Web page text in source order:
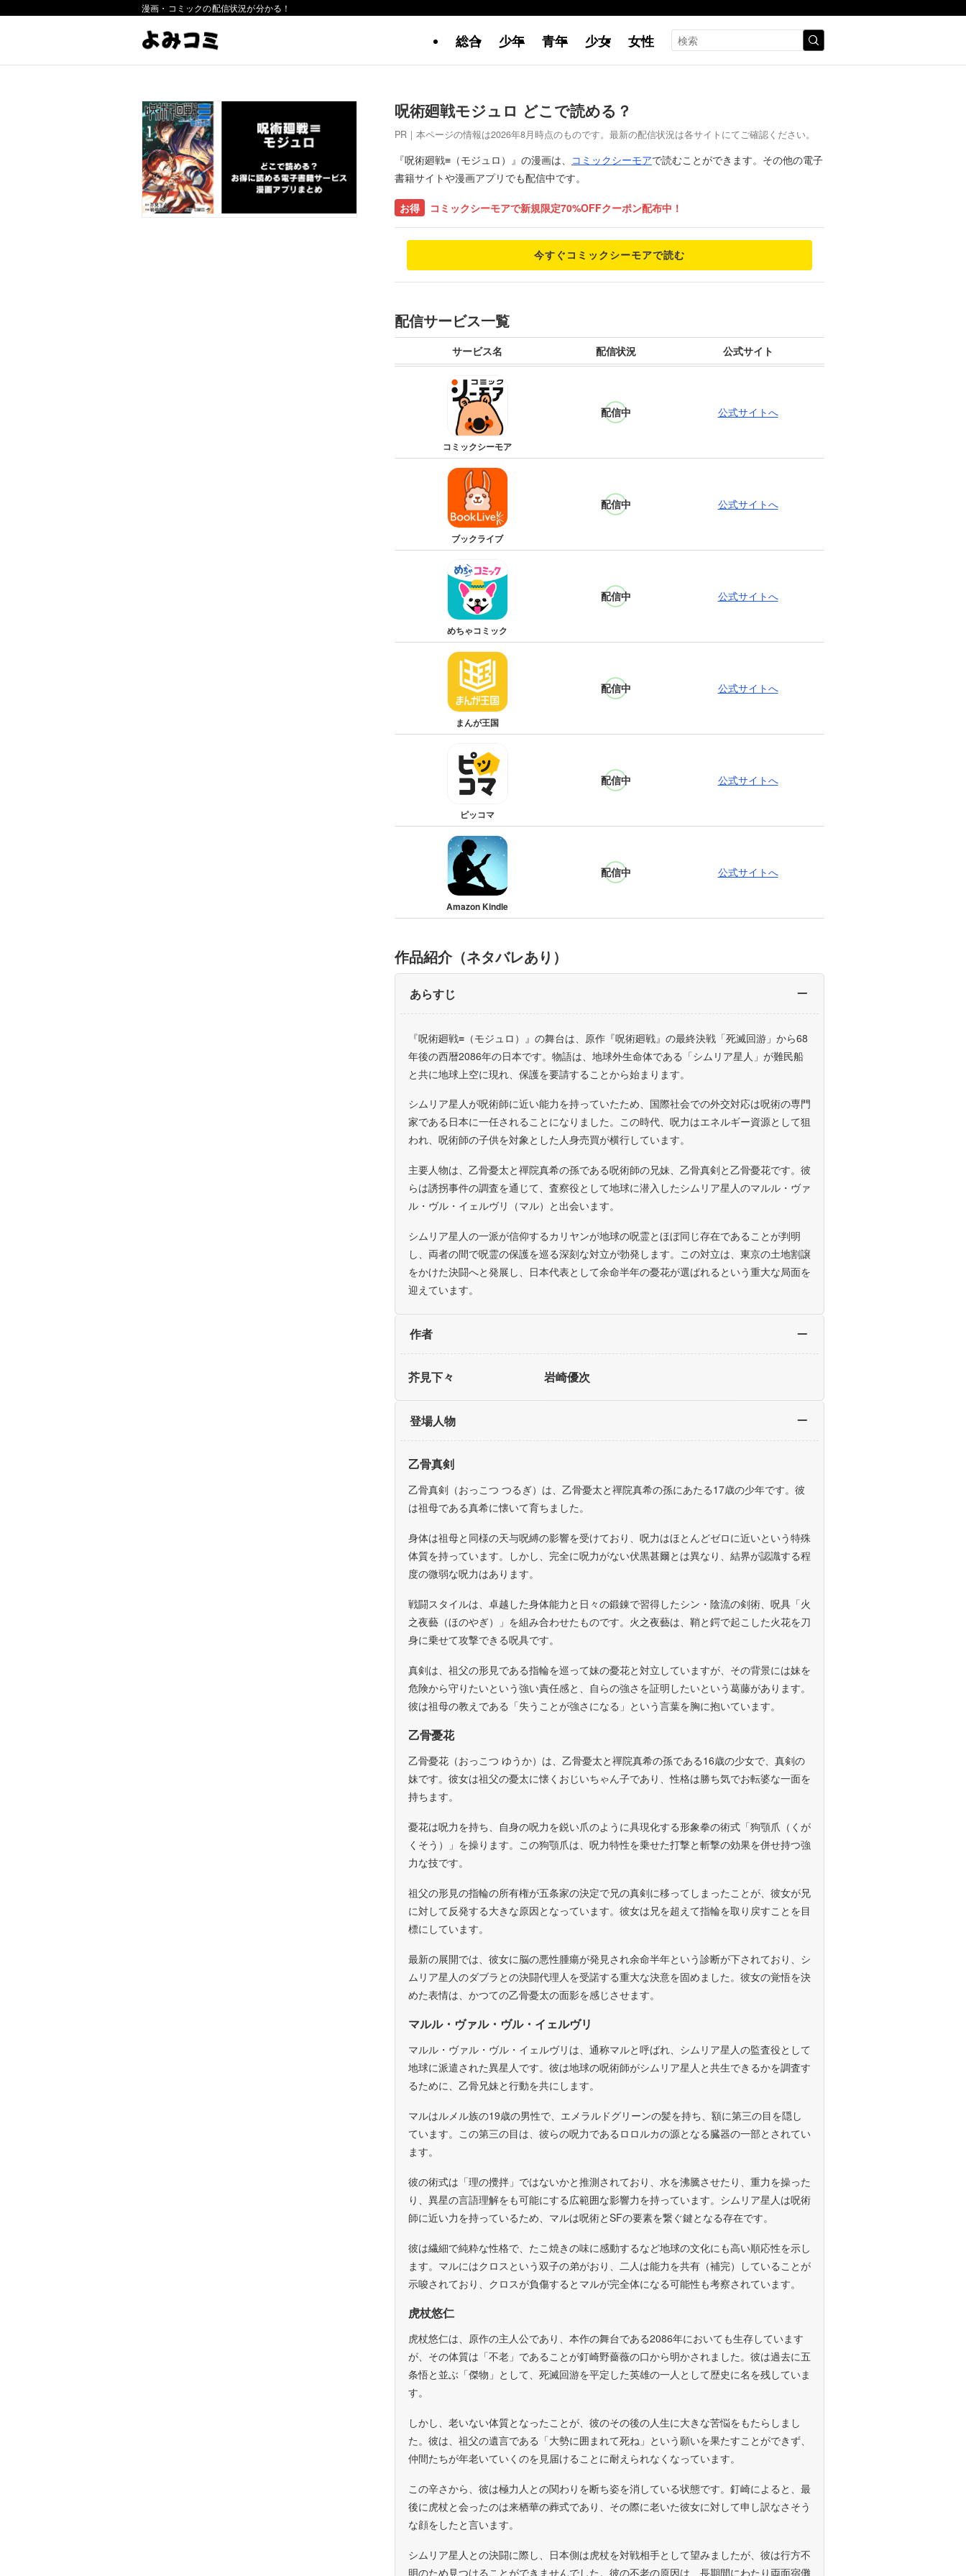
漫画・コミックの配信状況が分かる！
総合 少年 青年 少女 女性
呪術廻戦モジュロ どこで読める？
PR｜本ページの情報は2026年8月時点のものです。最新の配信状況は各サイトにてご確認ください。
『呪術廻戦≡（モジュロ）』の漫画は、 コミックシーモアで読むことができます。その他の電子
書籍サイトや漫画アプリでも配信中です。
お得 コミックシーモアで新規限定70%OFFクーポン配布中！
今すぐコミックシーモアで読む
配信サービス一覧
サービス名 配信状況 公式サイト
コミックシーモア
配信中 公式サイトへ
ブックライブ
配信中 公式サイトへ
めちゃコミック
配信中 公式サイトへ
まんが王国
配信中 公式サイトへ
ピッコマ
配信中 公式サイトへ
Amazon Kindle
配信中 公式サイトへ
作品紹介（ネタバレあり）
あらすじ
『呪術廻戦≡（モジュロ）』の舞台は、原作『呪術廻戦』の最終決戦「死滅回游」から68
年後の西暦2086年の日本です。物語は、地球外生命体である「シムリア星人」が難民船
と共に地球上空に現れ、保護を要請することから始まります。
シムリア星人が呪術師に近い能力を持っていたため、国際社会での外交対応は呪術の専門
家である日本に一任されることになりました。この時代、呪力はエネルギー資源として狙
われ、呪術師の子供を対象とした人身売買が横行しています。
主要人物は、乙骨憂太と禪院真希の孫である呪術師の兄妹、乙骨真剣と乙骨憂花です。彼
らは誘拐事件の調査を通じて、査察役として地球に潜入したシムリア星人のマルル・ヴァ
ル・ヴル・イェルヴリ（マル）と出会います。
シムリア星人の一派が信仰するカリヤンが地球の呪霊とほぼ同じ存在であることが判明
し、両者の間で呪霊の保護を巡る深刻な対立が勃発します。この対立は、東京の土地割譲
をかけた決闘へと発展し、日本代表として余命半年の憂花が選ばれるという重大な局面を
迎えています。
作者
芥見下々 岩崎優次
登場人物
乙骨真剣
乙骨真剣（おっこつ つるぎ）は、乙骨憂太と禪院真希の孫にあたる17歳の少年です。彼
は祖母である真希に懐いて育ちました。
身体は祖母と同様の天与呪縛の影響を受けており、呪力はほとんどゼロに近いという特殊
体質を持っています。しかし、完全に呪力がない伏黒甚爾とは異なり、結界が認識する程
度の微弱な呪力はあります。
戦闘スタイルは、卓越した身体能力と日々の鍛錬で習得したシン・陰流の剣術、呪具「火
之夜藝（ほのやぎ）」を組み合わせたものです。火之夜藝は、鞘と鍔で起こした火花を刀
身に乗せて攻撃できる呪具です。
真剣は、祖父の形見である指輪を巡って妹の憂花と対立していますが、その背景には妹を
危険から守りたいという強い責任感と、自らの強さを証明したいという葛藤があります。
彼は祖母の教えである「失うことが強さになる」という言葉を胸に抱いています。
乙骨憂花
乙骨憂花（おっこつ ゆうか）は、乙骨憂太と禪院真希の孫である16歳の少女で、真剣の
妹です。彼女は祖父の憂太に懐くおじいちゃん子であり、性格は勝ち気でお転婆な一面を
持ちます。
憂花は呪力を持ち、自身の呪力を鋭い爪のように具現化する形象拳の術式「狗顎爪（くが
くそう）」を操ります。この狗顎爪は、呪力特性を乗せた打撃と斬撃の効果を併せ持つ強
力な技です。
祖父の形見の指輪の所有権が五条家の決定で兄の真剣に移ってしまったことが、彼女が兄
に対して反発する大きな原因となっています。彼女は兄を超えて指輪を取り戻すことを目
標にしています。
最新の展開では、彼女に脳の悪性腫瘍が発見され余命半年という診断が下されており、シ
ムリア星人のダブラとの決闘代理人を受諾する重大な決意を固めました。彼女の覚悟を決
めた表情は、かつての乙骨憂太の面影を感じさせます。
マルル・ヴァル・ヴル・イェルヴリ
マルル・ヴァル・ヴル・イェルヴリは、通称マルと呼ばれ、シムリア星人の監査役として
地球に派遣された異星人です。彼は地球の呪術師がシムリア星人と共生できるかを調査す
るために、乙骨兄妹と行動を共にします。
マルはルメル族の19歳の男性で、エメラルドグリーンの髪を持ち、額に第三の目を隠し
ています。この第三の目は、彼らの呪力であるロロルカの源となる臓器の一部とされてい
ます。
彼の術式は「理の攪拌」ではないかと推測されており、水を沸騰させたり、重力を操った
り、異星の言語理解をも可能にする広範囲な影響力を持っています。シムリア星人は呪術
師に近い力を持っているため、マルは呪術とSFの要素を繋ぐ鍵となる存在です。
彼は繊細で純粋な性格で、たこ焼きの味に感動するなど地球の文化にも高い順応性を示し
ます。マルにはクロスという双子の弟がおり、二人は能力を共有（補完）していることが
示唆されており、クロスが負傷するとマルが完全体になる可能性も考察されています。
虎杖悠仁
虎杖悠仁は、原作の主人公であり、本作の舞台である2086年においても生存しています
が、その体質は「不老」であることが釘崎野薔薇の口から明かされました。彼は過去に五
条悟と並ぶ「傑物」として、死滅回游を平定した英雄の一人として歴史に名を残していま
す。
しかし、老いない体質となったことが、彼のその後の人生に大きな苦悩をもたらしまし
た。彼は、祖父の遺言である「大勢に囲まれて死ね」という願いを果たすことができず、
仲間たちが年老いていくのを見届けることに耐えられなくなっています。
この辛さから、彼は極力人との関わりを断ち姿を消している状態です。釘崎によると、最
後に虎杖と会ったのは来栖華の葬式であり、その際に老いた彼女に対して申し訳なさそう
な顔をしたと言います。
シムリア星人との決闘に際し、日本側は虎杖を対戦相手として望みましたが、彼は行方不
明のため見つけることができませんでした。彼の不老の原因は、長期間にわたり両面宿儺